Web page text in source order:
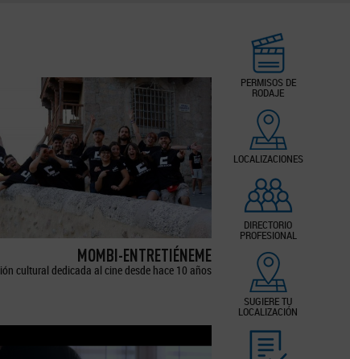
PERMISOS DE
RODAJE
LOCALIZACIONES
DIRECTORIO
PROFESIONAL
SUGIERE TU
LOCALIZACIÓN
MOMBI-ENTRETIÉNEME
cultural dedicada al cine desde hace 10 años